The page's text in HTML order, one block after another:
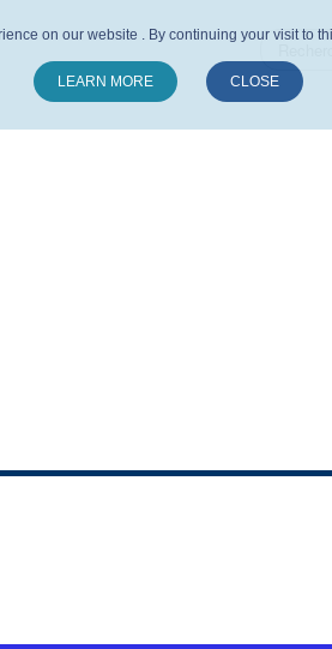
on our website . By continuing your visit to
LEARN MORE CLOSE